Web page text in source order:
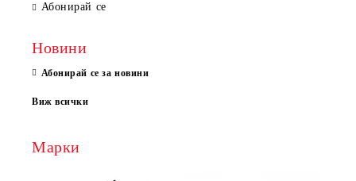
Абонирай се
Новини
Абонирай се за новини
Виж всички
Марки